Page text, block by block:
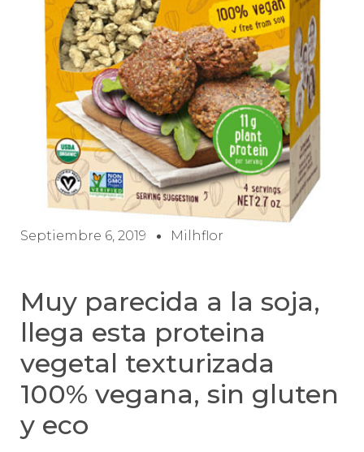
Septiembre 6, 2019 Milhflor
Muy parecida a la soja,
llega esta proteina
vegetal texturizada
100% vegana, sin gluten
y eco